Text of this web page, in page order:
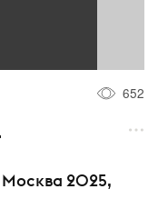
652
Москва 2025,